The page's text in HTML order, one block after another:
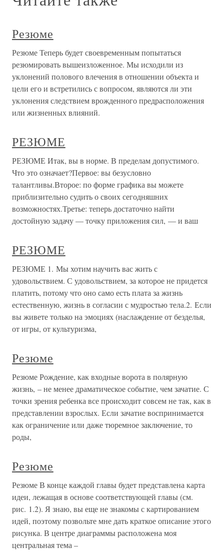
Резюме
Резюме Теперь будет своевременным попытаться
резюмировать вышеизложенное. Мы исходили из
уклонений полового влечения в отношении объекта и
цели его и встретились с вопросом, являются ли эти
уклонения следствием врожденного предрасположения
или жизненных влияний.
РЕЗЮМЕ
РЕЗЮМЕ Итак, вы в норме. В пределам допустимого.
Что это означает?Первое: вы безусловно
талантливы.Второе: по форме графика вы можете
приблизительно судить о своих сегодняшних
возможностях.Третье: теперь достаточно найти
достойную задачу — точку приложения сил, — и ваш
РЕЗЮМЕ
РЕЗЮМЕ 1. Мы хотим научить вас жить с
удовольствием. С удовольствием, за которое не придется
платить, потому что оно само есть плата за жизнь
естественную, жизнь в согласии с мудростью тела.2. Если
вы живете только на эмоциях (наслаждение от безделья,
от игры, от культуризма,
Резюме
Резюме Рождение, как входные ворота в полярную
жизнь, – не менее драматическое событие, чем зачатие. С
точки зрения ребенка все происходит совсем не так, как в
представлении взрослых. Если зачатие воспринимается
как ограничение или даже тюремное заключение, то
роды,
Резюме
Резюме В конце каждой главы будет представлена карта
идеи, лежащая в основе соответствующей главы (см.
рис. 1.2). Я знаю, вы еще не знакомы с картированием
идей, поэтому позвольте мне дать краткое описание этого
рисунка. В центре диаграммы расположена моя
центральная тема –